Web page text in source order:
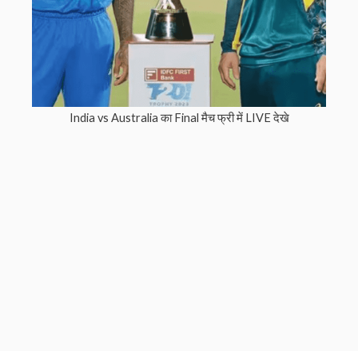
India vs Australia का Final मैच फ्री में LIVE देखे